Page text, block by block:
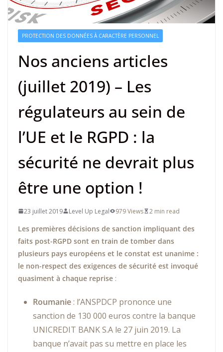
PROTECTION DES DONNÉES À CARACTÈRE PERSONNEL
Nos anciens articles
(juillet 2019) – Les
régulateurs au sein de
l’UE et le RGPD : la
sécurité ne devrait plus
être une option !
23 juillet 2019 Level Up Legal 979 Views 2 min read
Les premières décisions de sanction impliquant des
faits post-RGPD sont en train de tomber dans
plusieurs pays européens et le constat est unanime :
le non-respect des exigences de sécurité est invoqué
quasiment à chaque reprise :
Roumanie: l’ANSPDCP prononce une
sanction de 130 000 euros contre la banque
UNICREDIT BANK S.A le 27 juin 2019. La
banque n’avait pas su mettre en place les